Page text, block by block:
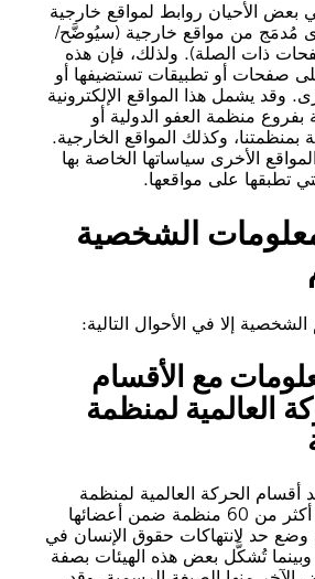
بعض الأحيان روابط لمواقع خارجية
مُدمَج من مواقع خارجية (سيُوضَّح/
ذات الصلة). ولذلك، فإن هذه
صفحات أو تطبيقات تستضيفها أو
وقد يشمل هذا المواقع الإلكترونية
بفروع منظمة العفو الدولية أو
وكذلك المواقع الخارجية.
الأخرى سياساتها الخاصة بها
تطبقها على مواقعها.
الشخصية
إلا في الأحوال التالية:
مع الأقسام
العالمية لمنظمة
أقسام الحركة العالمية لمنظمة
العفو. وتضم حركتنا أكثر من 60 منظمة ضمن أعضائها
حد لانتهاكات حقوق الإنسان في
وبينما تُشكَّل بعض هذه الهيئات بصفة